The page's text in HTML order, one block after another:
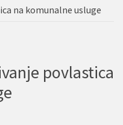
na komunalne usluge
povlastica